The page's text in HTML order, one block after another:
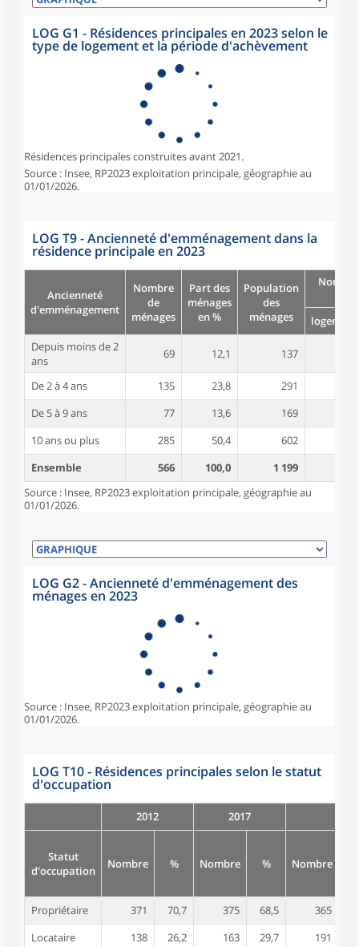
LOG G1 - Résidences principales en 2023 selon le
type de logement et la période d'achèvement
Résidences principales construites avant 2021.
Source : Insee, RP2023 exploitation principale, géographie au
01/01/2026.
LOG T9 - Ancienneté d'emménagement dans la
résidence principale en 2023
Ancienneté
d'emménagement
Nombre
de
ménages
Part des
ménages
en %
Population
des
ménages
logement
Depuis moins de 2
ans
69 12,1 137
De 2 à 4 ans 135 23,8 291
De 5 à 9 ans
77 13,6 169
10 ans ou plus
285 50,4 602
Ensemble
566 100,0 1 199
Source : Insee, RP2023 exploitation principale, géographie au
01/01/2026.
LOG G2 - Ancienneté d'emménagement des
ménages en 2023
Source : Insee, RP2023 exploitation principale, géographie au
01/01/2026.
LOG T10 - Résidences principales selon le statut
d'occupation
2012 2017
Statut
d'occupation
Nombre % Nombre % Nombre
Propriétaire 371 70,7 375 68,5 365
Locataire
138 26,2 163 29,7 191